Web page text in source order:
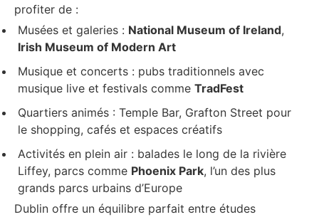
profiter de :
Musées et galeries : National Museum of Ireland,
Irish Museum of Modern Art
Musique et concerts : pubs traditionnels avec
musique live et festivals comme TradFest
Quartiers animés : Temple Bar, Grafton Street pour
le shopping, cafés et espaces créatifs
Activités en plein air : balades le long de la rivière
Liffey, parcs comme Phoenix Park, l’un des plus
grands parcs urbains d’Europe
Dublin offre un équilibre parfait entre études